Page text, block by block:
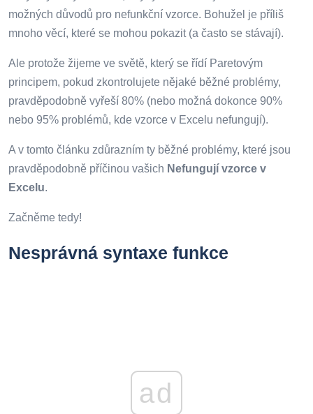
možných důvodů pro nefunkční vzorce. Bohužel je příliš
mnoho věcí, které se mohou pokazit (a často se stávají).
Ale protože žijeme ve světě, který se řídí Paretovým
principem, pokud zkontrolujete nějaké běžné problémy,
pravděpodobně vyřeší 80% (nebo možná dokonce 90%
nebo 95% problémů, kde vzorce v Excelu nefungují).
A v tomto článku zdůrazním ty běžné problémy, které jsou
pravděpodobně příčinou vašich Nefungují vzorce v
Excelu.
Začněme tedy!
Nesprávná syntaxe funkce
ad